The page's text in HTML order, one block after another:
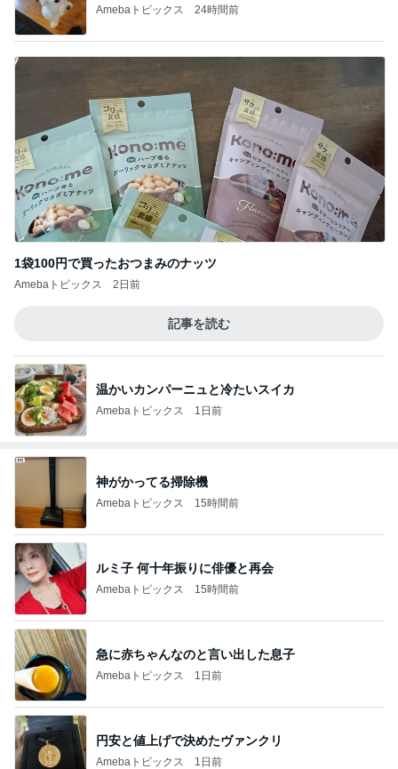
Amebaトピックス 24時間前
1袋100円で買ったおつまみのナッツ
Amebaトピックス 2日前
記事を読む
温かいカンパーニュと冷たいスイカ
Amebaトピックス 1日前
神がかってる掃除機
Amebaトピックス 15時間前
ルミ子 何十年振りに俳優と再会
Amebaトピックス 15時間前
急に赤ちゃんなのと言い出した息子
Amebaトピックス 1日前
円安と値上げで決めたヴァンクリ
Amebaトピックス 1日前